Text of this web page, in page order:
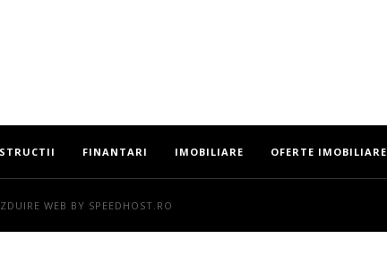
FINANTARI IMOBILIARE OFERTE IMOBILIARE
WEB BY SPEEDHOST.RO